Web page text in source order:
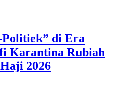
di Era
Karantina Rubiah
2026